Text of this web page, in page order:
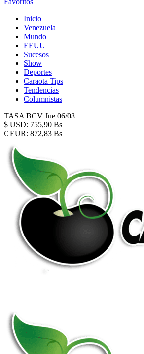
Favoritos
Inicio
Venezuela
Mundo
EEUU
Sucesos
Show
Deportes
Caraota Tips
Tendencias
Columnistas
TASA BCV Jue 06/08
$ USD: 755,90 Bs
€ EUR: 872,83 Bs